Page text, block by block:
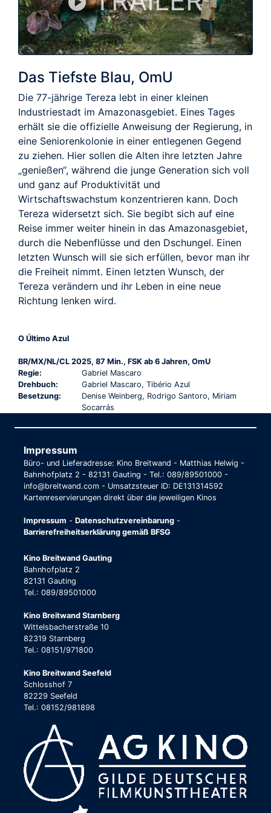
Das Tiefste Blau, OmU
Die 77-jährige Tereza lebt in einer kleinen
Industriestadt im Amazonasgebiet. Eines Tages
erhält sie die offizielle Anweisung der Regierung, in
eine Seniorenkolonie in einer entlegenen Gegend
zu ziehen. Hier sollen die Alten ihre letzten Jahre
„genießen“, während die junge Generation sich voll
und ganz auf Produktivität und
Wirtschaftswachstum konzentrieren kann. Doch
Tereza widersetzt sich. Sie begibt sich auf eine
Reise immer weiter hinein in das Amazonasgebiet,
durch die Nebenflüsse und den Dschungel. Einen
letzten Wunsch will sie sich erfüllen, bevor man ihr
die Freiheit nimmt. Einen letzten Wunsch, der
Tereza verändern und ihr Leben in eine neue
Richtung lenken wird.
O Último Azul
BR/MX/NL/CL 2025, 87 Min., FSK ab 6 Jahren, OmU
Regie:
Gabriel Mascaro
Drehbuch:
Gabriel Mascaro, Tibério Azul
Besetzung:
Denise Weinberg, Rodrigo Santoro, Miriam
Socarrás
Impressum
Büro- und Lieferadresse: Kino Breitwand - Matthias Helwig -
Bahnhofplatz 2 - 82131 Gauting - Tel.: 089/89501000 -
info@breitwand.com - Umsatzsteuer ID: DE131314592
Kartenreservierungen direkt über die jeweiligen Kinos
Impressum - Datenschutzvereinbarung -
Barrierefreiheitserklärung gemäß BFSG
Kino Breitwand Gauting
Bahnhofplatz 2
82131 Gauting
Tel.: 089/89501000
Kino Breitwand Starnberg
Wittelsbacherstraße 10
82319 Starnberg
Tel.: 08151/971800
Kino Breitwand Seefeld
Schlosshof 7
82229 Seefeld
Tel.: 08152/981898